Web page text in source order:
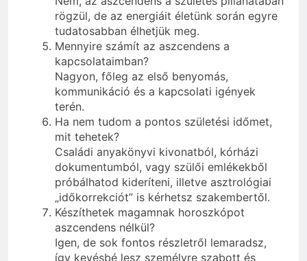
rögzül, de az energiáit életünk során egyre
tudatosabban élhetjük meg.
Mennyire számít az aszcendens a
kapcsolataimban?
Nagyon, főleg az első benyomás,
kommunikáció és a kapcsolati igények
terén.
Ha nem tudom a pontos születési időmet,
mit tehetek?
Családi anyakönyvi kivonatból, kórházi
dokumentumból, vagy szülői emlékekből
próbálhatod kideríteni, illetve asztrológiai
„időkorrekciót” is kérhetsz szakembertől.
Készíthetek magamnak horoszkópot
aszcendens nélkül?
Igen, de sok fontos részletről lemaradsz,
így kevésbé lesz személyre szabott és